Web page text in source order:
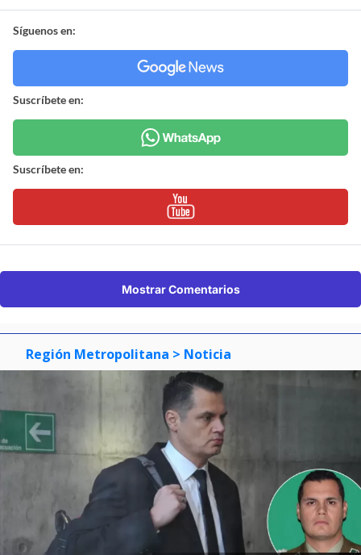
Síguenos en:
Suscríbete en:
Suscríbete en:
Mostrar Comentarios
Región Metropolitana > Noticia